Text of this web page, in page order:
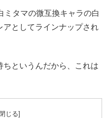
ミタマの微互換キャラの白
としてラインナップされ
ちというんだから、これは